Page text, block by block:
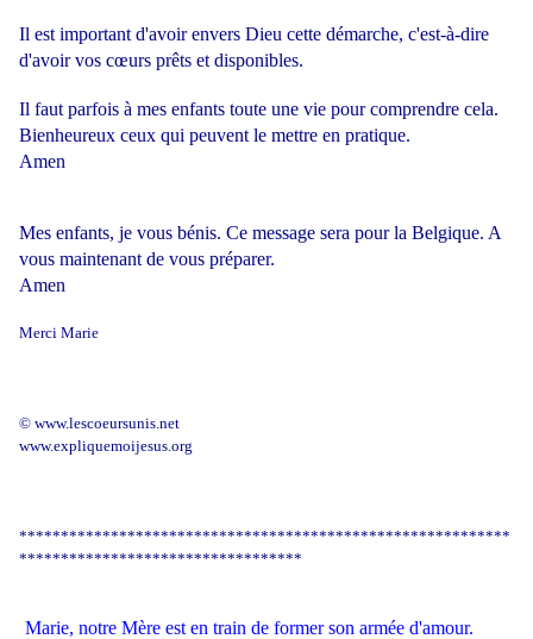
Il est important d'avoir envers Dieu cette démarche, c'est-à-dire
d'avoir vos cœurs prêts et disponibles.
Il faut parfois à mes enfants toute une vie pour comprendre cela.
Bienheureux ceux qui peuvent le mettre en pratique.
Amen
Mes enfants, je vous bénis. Ce message sera pour la Belgique. A
vous maintenant de vous préparer.
Amen
Merci Marie
© www.lescoeursunis.net
www.expliquemoijesus.org
***********************************************************
**********************************
Marie, notre Mère est en train de former son armée d'amour.